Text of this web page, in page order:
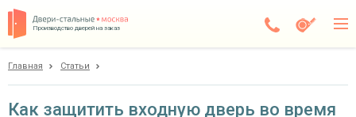
Производство дверей на заказ
Главная Статьи
Как защитить входную дверь во время